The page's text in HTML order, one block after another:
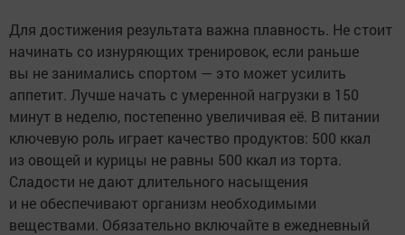
Для достижения результата важна плавность. Не стоит
начинать со изнуряющих тренировок, если раньше
вы не занимались спортом — это может усилить
аппетит. Лучше начать с умеренной нагрузки в 150
минут в неделю, постепенно увеличивая её. В питании
ключевую роль играет качество продуктов: 500 ккал
из овощей и курицы не равны 500 ккал из торта.
Сладости не дают длительного насыщения
и не обеспечивают организм необходимыми
веществами. Обязательно включайте в ежедневный